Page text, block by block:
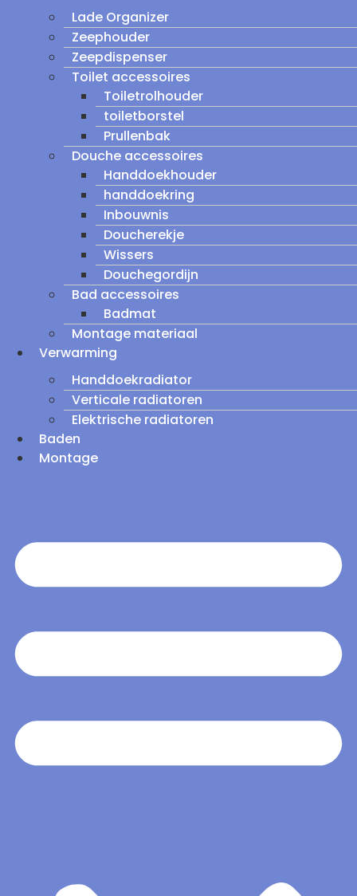
Lade Organizer
Zeephouder
Zeepdispenser
Toilet accessoires
Toiletrolhouder
toiletborstel
Prullenbak
Douche accessoires
Handdoekhouder
handdoekring
Inbouwnis
Doucherekje
Wissers
Douchegordijn
Bad accessoires
Badmat
Montage materiaal
Verwarming
Handdoekradiator
Verticale radiatoren
Elektrische radiatoren
Baden
Montage